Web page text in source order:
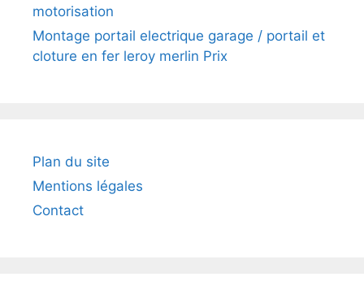
motorisation
Montage portail electrique garage / portail et
cloture en fer leroy merlin Prix
Plan du site
Mentions légales
Contact